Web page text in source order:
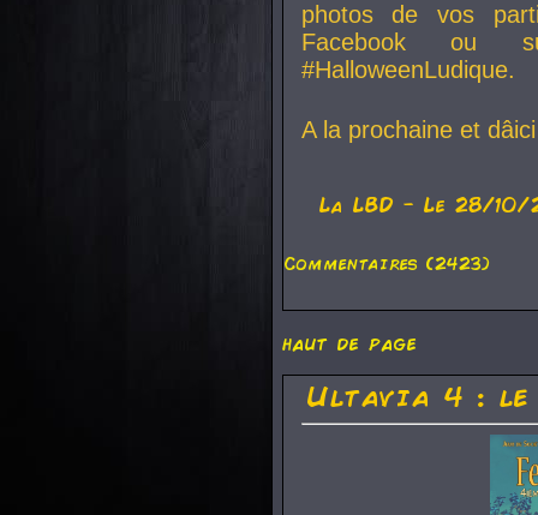
photos de vos
Facebook ou
#HalloweenLudique.
A la prochaine et
La LBD - Le 28/10/
Commentaires (2423)
haut de page
Ultavia 4 :